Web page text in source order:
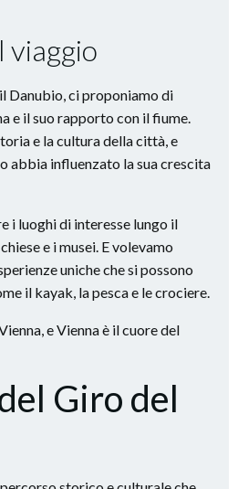
Danubio, ci proponiamo di
e il suo rapporto con il fiume.
e la cultura della città, e
abbia influenzato la sua crescita
i luoghi di interesse lungo il
e i musei. E volevamo
uniche che si possono
il kayak, la pesca e le crociere.
e Vienna è il cuore del
Giro del